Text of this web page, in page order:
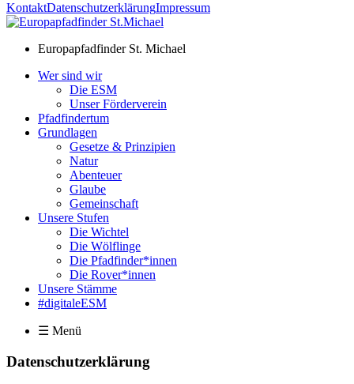
KontaktDatenschutzerklärungImpressum
Europapfadfinder St. Michael
Wer sind wir
Die ESM
Unser Förderverein
Pfadfindertum
Grundlagen
Gesetze & Prinzipien
Natur
Abenteuer
Glaube
Gemeinschaft
Unsere Stufen
Die Wichtel
Die Wölflinge
Die Pfadfinder*innen
Die Rover*innen
Unsere Stämme
#digitaleESM
☰ Menü
Datenschutzerklärung